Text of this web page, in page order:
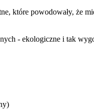
które powodowały, że
- ekologiczne i tak